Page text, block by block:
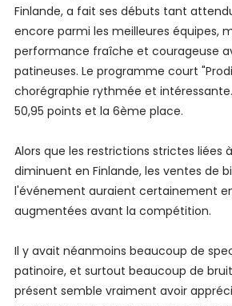
Finlande, a fait ses débuts tant
encore parmi les meilleures équipes,
performance fraîche et courageuse
patineuses. Le programme court
chorégraphie rythmée et
50,95 points et la 6ème place.
Alors que les restrictions strictes liées
diminuent en Finlande, les ventes de
l'événement auraient certainement
augmentées avant la compétition.
Il y avait néanmoins beaucoup de
patinoire, et surtout beaucoup de
présent semble vraiment avoir